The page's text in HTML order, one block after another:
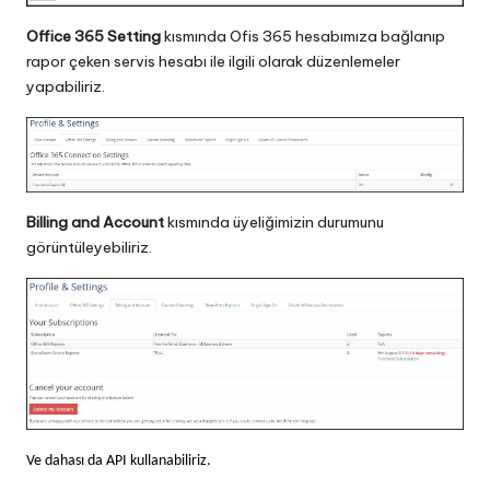
Office 365 Settingkısmında Ofis 365 hesabımıza bağlanıp
rapor çeken servis hesabı ile ilgili olarak düzenlemeler
yapabiliriz.
Billing and Accountkısmında üyeliğimizin durumunu
görüntüleyebiliriz.
Ve dahası da API kullanabiliriz.